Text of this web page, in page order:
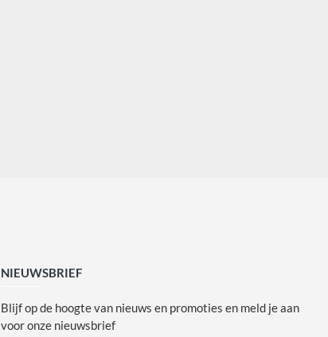
NIEUWSBRIEF
Blijf op de hoogte van nieuws en promoties en meld je aan
voor onze nieuwsbrief